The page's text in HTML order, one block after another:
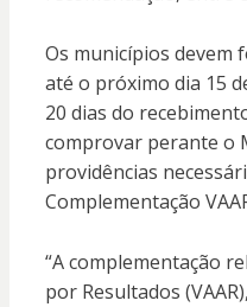
Os municípios devem
até o próximo dia 15
20 dias do
comprovar perante o
providências
Complementação
“A complementação
por Resultados